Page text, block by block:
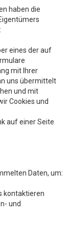
haben die
eines der auf
mit Ihrer
uns übermittelt
und mit
Cookies und
auf einer Seite
Daten, um:
kontaktieren
und